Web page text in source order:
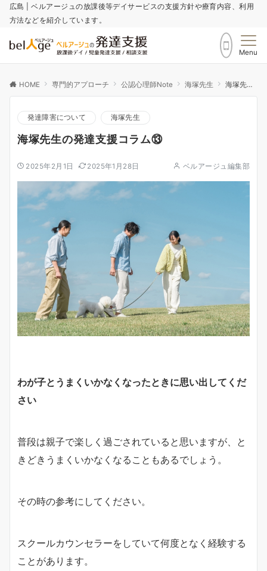
広島 | ベルアージュの放課後等デイサービスの支援方針や療育内容、利用
方法などを紹介しています。
Menu
HOME 専門的アプローチ 公認心理師Note 海塚先生 海塚先生の発達支援コラム⑬
発達障害について 海塚先生
海塚先生の発達支援コラム⑬
2025年2月1日 2025年1月28日 ベルアージュ編集部
わが子とうまくいかなくなったときに思い出してくだ
さい
普段は親子で楽しく過ごされていると思いますが、と
きどきうまくいかなくなることもあるでしょう。
その時の参考にしてください。
スクールカウンセラーをしていて何度となく経験する
ことがあります。